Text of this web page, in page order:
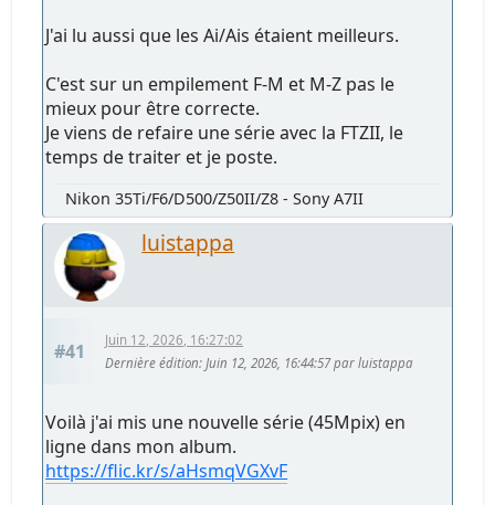
J'ai lu aussi que les Ai/Ais étaient meilleurs.
C'est sur un empilement F-M et M-Z pas le
mieux pour être correcte.
Je viens de refaire une série avec la FTZII, le
temps de traiter et je poste.
Nikon 35Ti/F6/D500/Z50II/Z8 - Sony A7II
luistappa
#41
Juin 12, 2026, 16:27:02
Dernière édition: Juin 12, 2026, 16:44:57 par luistappa
Voilà j'ai mis une nouvelle série (45Mpix) en
ligne dans mon album.
https://flic.kr/s/aHsmqVGXvF